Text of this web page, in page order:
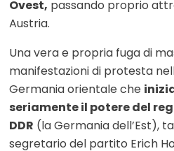
Ovest, passando proprio
Austria.
Una vera e propria fuga di
manifestazioni di protesta
Germania orientale che
seriamente il potere del
DDR (la Germania dell’Est),
segretario del partito Erich